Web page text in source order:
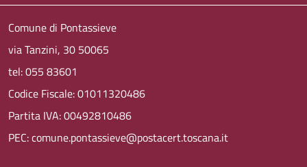
Comune di Pontassieve
via Tanzini, 30 50065
tel: 055 83601
Codice Fiscale: 01011320486
Partita IVA: 00492810486
PEC: comune.pontassieve@postacert.toscana.it